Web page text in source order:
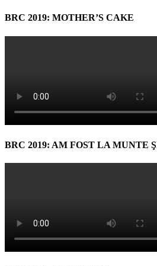
BRC 2019: MOTHER’S CAKE
BRC 2019: AM FOST LA MUNTE